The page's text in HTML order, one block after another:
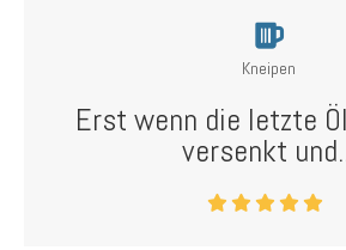
Kneipen
Erst wenn die letzte
versenkt